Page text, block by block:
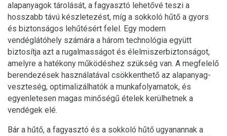
alapanyagok tárolását, a fagyasztó lehetővé teszi a
hosszabb távú készletezést, míg a sokkoló hűtő a gyors
és biztonságos lehűtésért felel. Egy modern
vendéglátóhely számára a három technológia együtt
biztosítja azt a rugalmasságot és élelmiszerbiztonságot,
amelyre a hatékony működéshez szükség van. A megfelelő
berendezések használatával csökkenthető az alapanyag-
veszteség, optimalizálhatók a munkafolyamatok, és
egyenletesen magas minőségű ételek kerülhetnek a
vendégek elé.
Bár a hűtő, a fagyasztó és a sokkoló hűtő ugyanannak a